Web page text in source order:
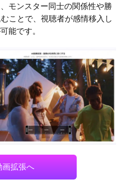
モンスター同士の関係性や勝
ことで、視聴者が感情移入し
能です。
画拡張へ